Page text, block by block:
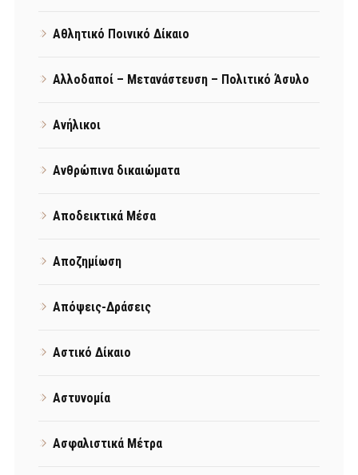
Αθλητικό Ποινικό Δίκαιο
Αλλοδαποί – Μετανάστευση – Πολιτικό Άσυλο
Ανήλικοι
Ανθρώπινα δικαιώματα
Αποδεικτικά Μέσα
Αποζημίωση
Απόψεις-Δράσεις
Αστικό Δίκαιο
Αστυνομία
Ασφαλιστικά Μέτρα